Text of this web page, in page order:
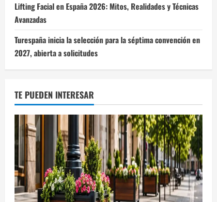
Lifting Facial en España 2026: Mitos, Realidades y Técnicas
Avanzadas
Turespaña inicia la selección para la séptima convención en
2027, abierta a solicitudes
TE PUEDEN INTERESAR